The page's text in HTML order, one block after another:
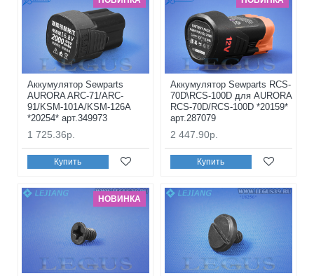
Аккумулятор Sewparts
AURORA ARC-71/ARC-
91/KSM-101A/KSM-126A
*20254* арт.349973
1 725.36р.
Купить
Аккумулятор Sewparts RCS-
70D\RCS-100D для AURORA
RCS-70D/RCS-100D *20159*
арт.287079
2 447.90р.
Купить
НОВИНКА